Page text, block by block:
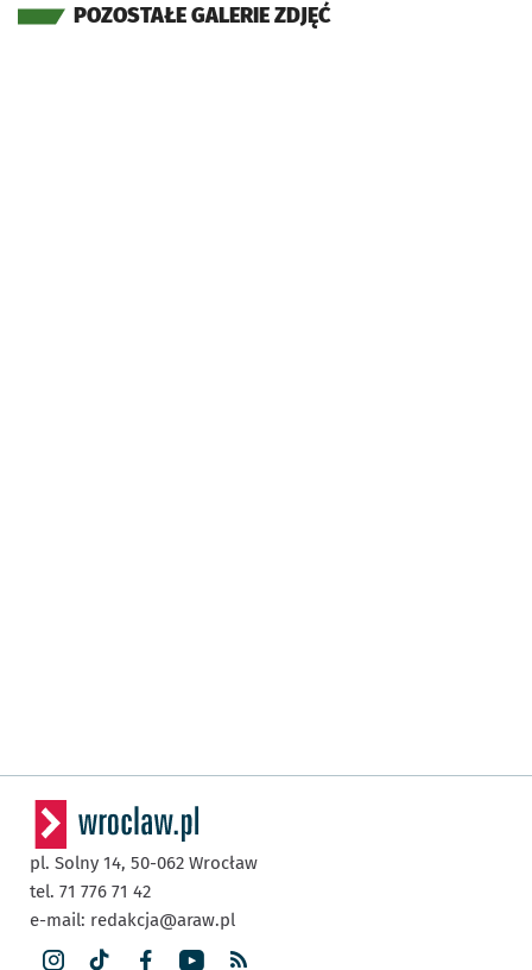
POZOSTAŁE GALERIE ZDJĘĆ
pl. Solny 14, 50-062 Wrocław
tel. 71 776 71 42
e-mail: redakcja@araw.pl